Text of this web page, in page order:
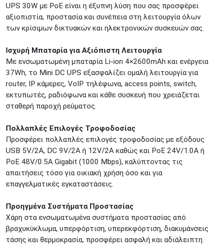
ΓΛΥΦΑΔΑ
A. Παπανδρέου 4
ΚΟΛΩΝΟΣ
Πτολεμαίου Κλαύδιου 8
ΚΕΝΤΡΙΚΕΣ ΑΠΟΘΗΚΕΣ
ΘΕΣΣΑΛΟΝΙΚΗ
Πολυτεχνείου
Προσοχή! Η Διαθεσιμότητα μεταβάλλεται συνεχώς
Διαβάστε εδώ
UPS 30W με PoE είναι η έξυπνη λύση που σας προσφέρει
αξιοπιστία, προστασία και συνέπεια στη λειτουργία όλων
των κρίσιμων δικτυακών και ηλεκτρονικών συσκευών σας.
Ισχυρή Μπαταρία για Αξιόπιστη Λειτουργία
Με ενσωματωμένη μπαταρία Li-ion 4×2600mAh και ενέργεια
37Wh, το Mini DC UPS εξασφαλίζει ομαλή λειτουργία για
router, IP κάμερες, VoIP τηλέφωνα, access points, switch,
εκτυπωτές, ραδιόφωνα και κάθε συσκευή που χρειάζεται
σταθερή παροχή ρεύματος.
Πολλαπλές Επιλογές Τροφοδοσίας
Προσφέρει πολλαπλές επιλογές τροφοδοσίας με εξόδους
USB 5V/2A, DC 9V/2A ή 12V/2A καθώς και PoE 24V/1.0A ή
PoE 48V/0.5A Gigabit (1000 Mbps), καλύπτοντας τις
απαιτήσεις τόσο για οικιακή χρήση όσο και για
επαγγελματικές εγκαταστάσεις.
Προηγμένα Συστήματα Προστασίας
Χάρη στα ενσωματωμένα συστήματα προστασίας από
βραχυκύκλωμα, υπερφόρτιση, υπερεκφόρτιση, διακυμάνσεις
τάσης και θερμοκρασία, προσφέρει ασφαλή και αδιάλειπτη